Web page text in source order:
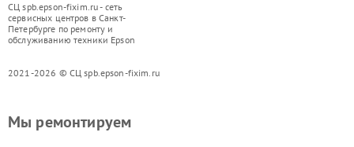
СЦ spb.epson-fixim.ru - сеть
сервисных центров в Санкт-
Петербурге по ремонту и
обслуживанию техники Epson
2021-2026 © СЦ spb.epson-fixim.ru
Мы ремонтируем